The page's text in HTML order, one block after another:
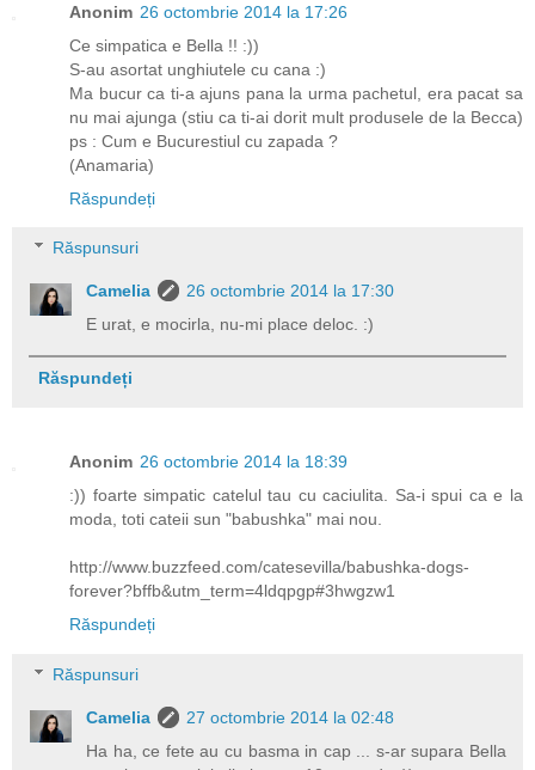
Anonim 26 octombrie 2014 la 17:26
Ce simpatica e Bella !! :))
S-au asortat unghiutele cu cana :)
Ma bucur ca ti-a ajuns pana la urma pachetul, era pacat sa
nu mai ajunga (stiu ca ti-ai dorit mult produsele de la Becca)
ps : Cum e Bucurestiul cu zapada ?
(Anamaria)
Răspundeți
Răspunsuri
Camelia
26 octombrie 2014 la 17:30
E urat, e mocirla, nu-mi place deloc. :)
Răspundeți
Anonim 26 octombrie 2014 la 18:39
:)) foarte simpatic catelul tau cu caciulita. Sa-i spui ca e la
moda, toti cateii sun "babushka" mai nou.
http://www.buzzfeed.com/catesevilla/babushka-dogs-
forever?bffb&utm_term=4ldqpgp#3hwgzw1
Răspundeți
Răspunsuri
Camelia
27 octombrie 2014 la 02:48
Ha ha, ce fete au cu basma in cap ... s-ar supara Bella